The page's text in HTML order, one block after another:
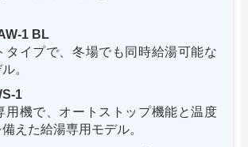
1 BL
タイプで、冬場でも同時給湯可能な
。
1
用機で、オートストップ機能と温度
えた給湯専用モデル。